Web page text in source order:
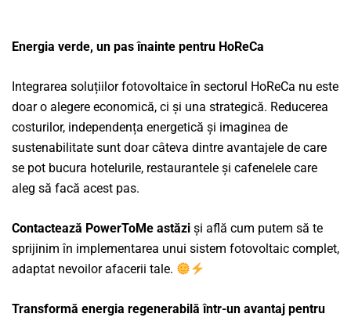
Energia verde, un pas înainte pentru HoReCa
Integrarea soluțiilor fotovoltaice în sectorul HoReCa nu este
doar o alegere economică, ci și una strategică. Reducerea
costurilor, independența energetică și imaginea de
sustenabilitate sunt doar câteva dintre avantajele de care
se pot bucura hotelurile, restaurantele și cafenelele care
aleg să facă acest pas.
Contactează PowerToMe astăzi și află cum putem să te
sprijinim în implementarea unui sistem fotovoltaic complet,
adaptat nevoilor afacerii tale.
Transformă energia regenerabilă într-un avantaj pentru